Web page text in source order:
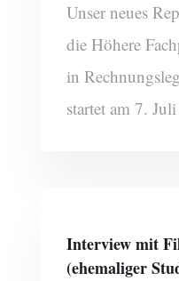
Unser neues
die Höhere
in
startet am 7.
Interview mit
(ehemaliger